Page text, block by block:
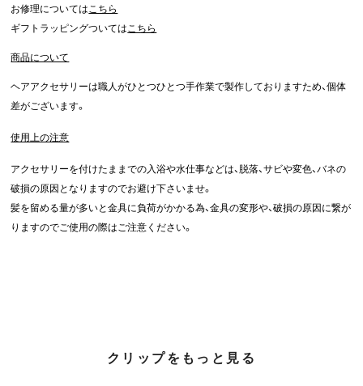
お修理についてはこちら
ギフトラッピングついてはこちら
商品について
ヘアアクセサリーは職人がひとつひとつ手作業で製作しておりますため、個体
差がございます。
使用上の注意
アクセサリーを付けたままでの入浴や水仕事などは、脱落、サビや変色、バネの
破損の原因となりますのでお避け下さいませ。
髪を留める量が多いと金具に負荷がかかる為、金具の変形や、破損の原因に繋が
りますのでご使用の際はご注意ください。
クリップをもっと見る